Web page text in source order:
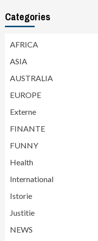
Categories
AFRICA
ASIA
AUSTRALIA
EUROPE
Externe
FINANTE
FUNNY
Health
International
Istorie
Justitie
NEWS